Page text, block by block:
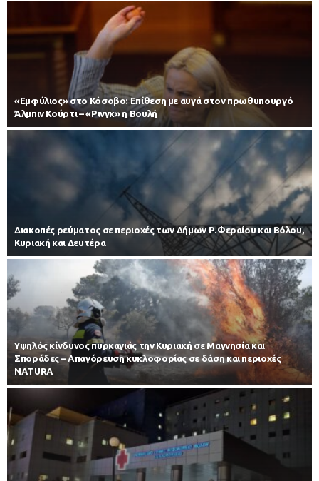
«Εμφύλιος» στο Κόσοβο: Επίθεση με αυγά στον πρωθυπουργό
Άλμπιν Κούρτι – «Ρινγκ» η Βουλή
Διακοπές ρεύματος σε περιοχές των Δήμων Ρ.Φεραίου και Βόλου,
Κυριακή και Δευτέρα
Υψηλός κίνδυνος πυρκαγιάς την Κυριακή σε Μαγνησία και
Σποράδες – Απαγόρευση κυκλοφορίας σε δάση και περιοχές
NATURA